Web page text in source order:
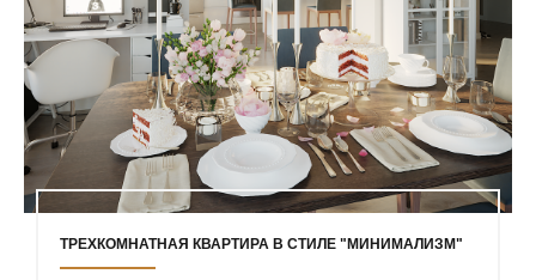
ТРЕХКОМНАТНАЯ КВАРТИРА В СТИЛЕ "МИНИМАЛИЗМ"